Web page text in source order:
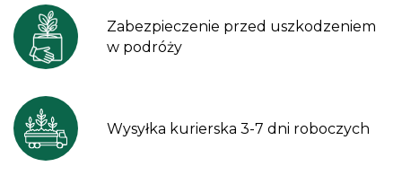
Zabezpieczenie przed uszkodzeniem
w podróży
Wysyłka kurierska 3-7 dni roboczych